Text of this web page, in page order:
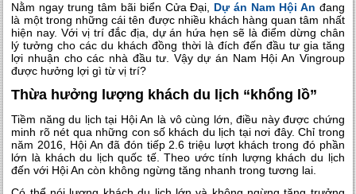
Nằm ngay trung tâm bãi biển Cửa Đại, Dự án Nam Hội An đang
là một trong những cái tên được nhiều khách hàng quan tâm nhất
hiện nay. Với vị trí đắc địa, dự án hứa hẹn sẽ là điểm dừng chân
lý tưởng cho các du khách đồng thời là đích đến đầu tư gia tăng
lợi nhuận cho các nhà đầu tư. Vậy dự án Nam Hội An Vingroup
được hưởng lợi gì từ vị trí?
Thừa hưởng lượng khách du lịch “khổng lồ”
Tiềm năng du lịch tại Hội An là vô cùng lớn, điều này được chứng
minh rõ nét qua những con số khách du lịch tại nơi đây. Chỉ trong
năm 2016, Hội An đã đón tiếp 2.6 triệu lượt khách trong đó phần
lớn là khách du lịch quốc tế. Theo ước tính lượng khách du lịch
đến với Hội An còn không ngừng tăng nhanh trong tương lai.